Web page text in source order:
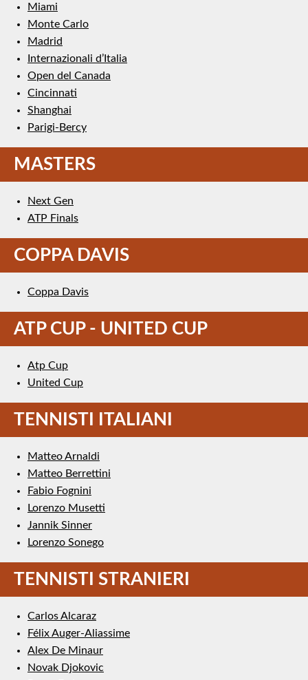
Miami
Monte Carlo
Madrid
Internazionali d’Italia
Open del Canada
Cincinnati
Shanghai
Parigi-Bercy
MASTERS
Next Gen
ATP Finals
COPPA DAVIS
Coppa Davis
ATP CUP - UNITED CUP
Atp Cup
United Cup
TENNISTI ITALIANI
Matteo Arnaldi
Matteo Berrettini
Fabio Fognini
Lorenzo Musetti
Jannik Sinner
Lorenzo Sonego
TENNISTI STRANIERI
Carlos Alcaraz
Félix Auger-Aliassime
Alex De Minaur
Novak Djokovic